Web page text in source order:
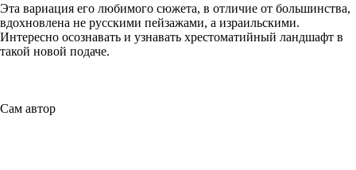
Эта вариация его любимого сюжета, в отличие от большинства,
вдохновлена не русскими пейзажами, а израильскими.
Интересно осознавать и узнавать хрестоматийный ландшафт в
такой новой подаче.
Сам автор